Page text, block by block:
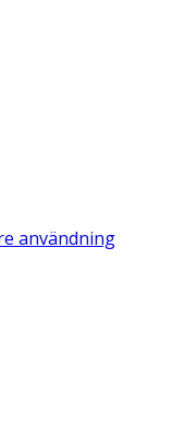
användning